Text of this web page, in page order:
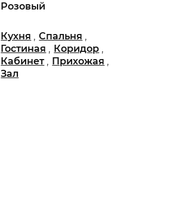
Розовый
Кухня ,Спальня ,
Гостиная , Коридор ,
Кабинет , Прихожая ,
Зал